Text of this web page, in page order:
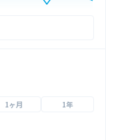
1ヶ月 1年